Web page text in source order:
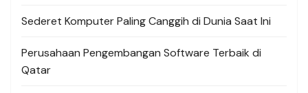
Sederet Komputer Paling Canggih di Dunia Saat Ini
Perusahaan Pengembangan Software Terbaik di
Qatar